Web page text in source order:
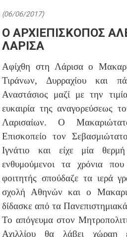
(06/06/2017)
Ο ΑΡΧΙΕΠΙΣΚΟΠΟΣ
ΛΑΡΙΣΑ
Αφίχθη στη Λάρισα ο
Τιράνων, Δυρραχίου και
Αναστάσιος μαζί με την
ευκαιρία της αναγορεύσεως
Λαρισαίων. Ο
Επισκοπείο τον
Ιγνάτιο και είχε μία
ενθυμούμενοι τα χρόνια
φοιτητής σπούδαζε τα ιερά
σχολή Αθηνών και ο
δίδασκε από τα
Το απόγευμα στον
Αχιλλίου θα λάβει χώραη